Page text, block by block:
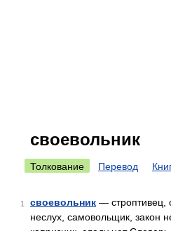
своевольник
Толкование Перевод
1 своевольник — строптивец,
неслух, самовольщик, закон